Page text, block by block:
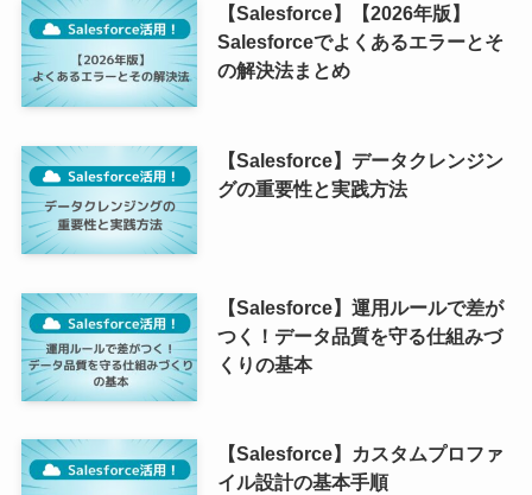
【Salesforce】【2026年版】
Salesforceでよくあるエラーとそ
の解決法まとめ
【Salesforce】データクレンジン
グの重要性と実践方法
【Salesforce】運用ルールで差が
つく！データ品質を守る仕組みづ
くりの基本
【Salesforce】カスタムプロファ
イル設計の基本手順